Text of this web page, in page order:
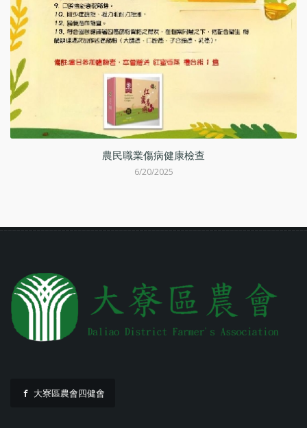
農民職業傷病健康檢查
6/20/2025
大寮區農會四健會